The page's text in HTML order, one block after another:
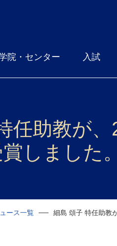
院・センター 入試
任助教が
しました。
ース一覧 細島 頌子 特任助教